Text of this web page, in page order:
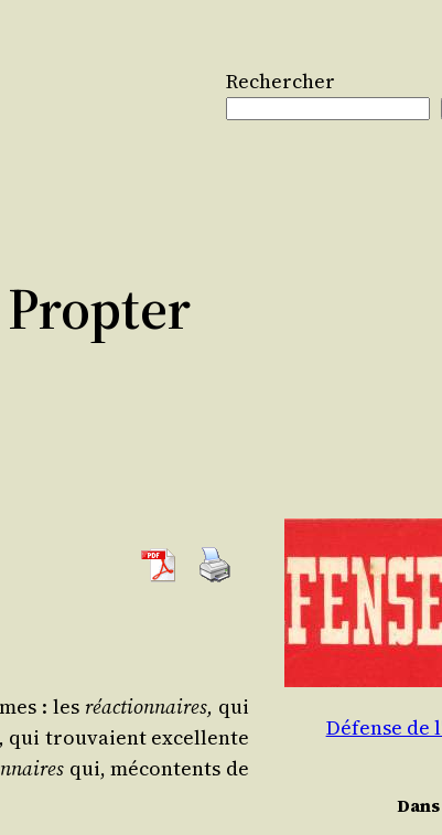
Rechercher
: les réac­tion­naires, qui
qui trou­vaient excel­lente
qui, mécon­tents de
Défense de